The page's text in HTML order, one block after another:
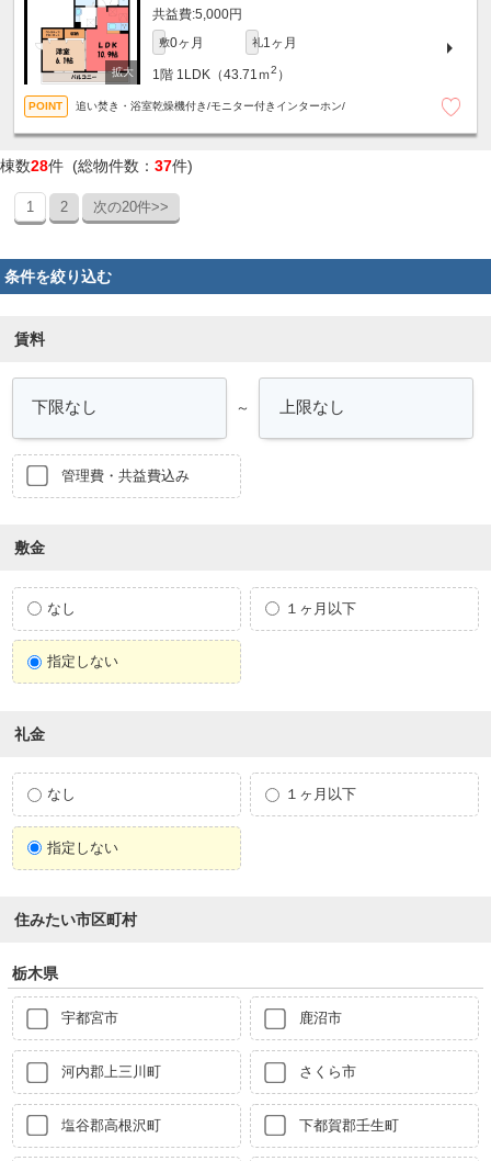
5,000円
敷0ヶ月 礼1ヶ月
1階 1LDK（43.71ｍ2 ）
追い焚き・浴室乾燥機付き/モニター付きインターホン/
棟数28件 (総物件数： 37件)
1 2 次の20件>>
条件を絞り込む
賃料
～
管理費・共益費込み
敷金
なし １ヶ月以下
指定しない
礼金
なし １ヶ月以下
指定しない
住みたい市区町村
栃木県
宇都宮市 鹿沼市
河内郡上三川町 さくら市
塩谷郡高根沢町 下都賀郡壬生町